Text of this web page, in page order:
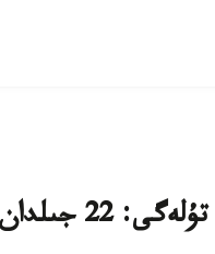
س. كەنجەبەك،